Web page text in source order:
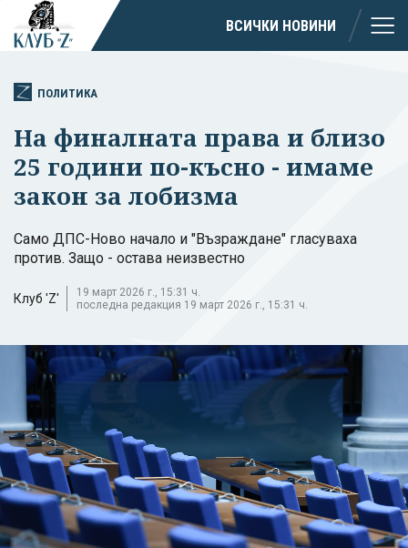
ВСИЧКИ НОВИНИ
ПОЛИТИКА
На финалната права и близо
25 години по-късно - имаме
закон за лобизма
Само ДПС-Ново начало и "Възраждане" гласуваха
против. Защо - остава неизвестно
Клуб 'Z'
19 март 2026 г., 15:31 ч.
последна редакция 19 март 2026 г., 15:31 ч.